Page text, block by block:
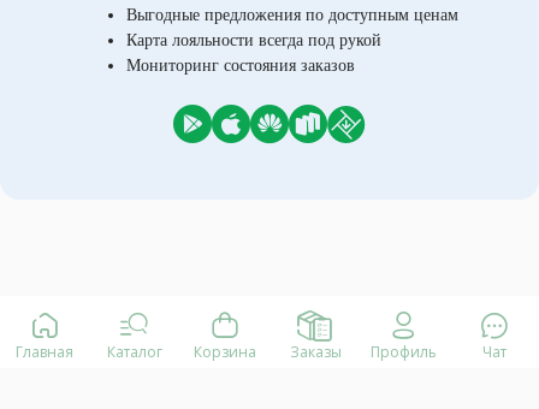
Выгодные предложения по доступным ценам
Карта лояльности всегда под рукой
Мониторинг состояния заказов
Главная Каталог Корзина Заказы Профиль Чат